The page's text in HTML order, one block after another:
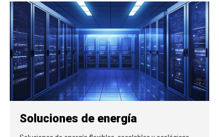
Soluciones de energía